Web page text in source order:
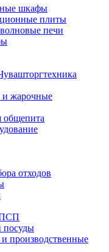
шкафы
плиты
печи
и жарочные
общепита
отходов
ПСП
посуды
производственные